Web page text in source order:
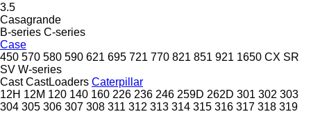
3.5
Casagrande
B-series C-series
Case
450 570 580 590 621 695 721 770 821 851 921 1650 CX SR
SV W-series
Cast CastLoaders Caterpillar
12H 12M 120 140 160 226 236 246 259D 262D 301 302 303
304 305 306 307 308 311 312 313 314 315 316 317 318 319